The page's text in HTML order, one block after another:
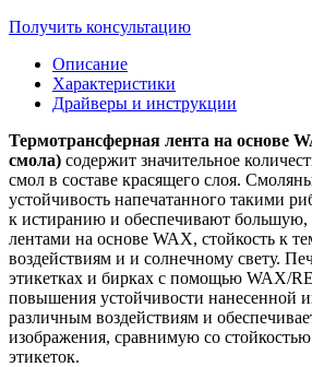
Получить консультацию
Описание
Характеристики
Драйверы и инструкции
Термотрансферная лента на основе
смола) содержит значительное
смол в составе красящего слоя.
устойчивость напечатанного такими
к истиранию и обеспечивают большую,
лентами на основе WAX, стойкость к
воздействиям и и солнечному свету.
этикетках и бирках с помощью WAX/
повышения устойчивости нанесенной
различным воздействиям и
изображения, сравнимую со
этикеток.